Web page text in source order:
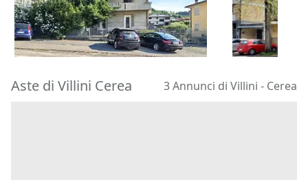
Barbarano Mossano (Vicenza)
180.000 €
22/10/2026
Faenza
11/09/2026
Aste di Villini Cerea 3 Annunci di Villini - Cerea